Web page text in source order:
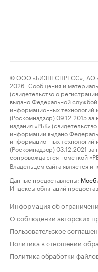
© ООО «БИЗНЕСПРЕСС», АО
2026. Сообщения и
(свидетельство о
выдано Федеральной
информационных технологий
(Роскомнадзор) 09.12.2015
издания «РБК»
информации выдано
информационных технологий
(Роскомнадзор) 03.12.2021
сопровождаются пометкой
Владельцем сайта является
Данные предоставлены:
Индексы облигаций
Информация об
О соблюдении авторских
Пользовательское
Политика в отношении
Политика обработки